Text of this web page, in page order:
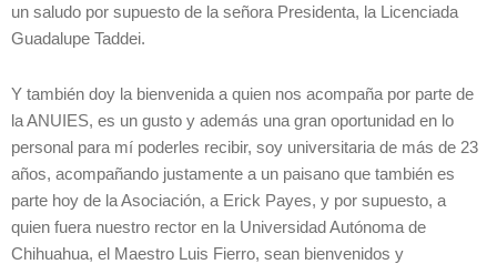
un saludo por supuesto de la señora Presidenta, la Licenciada
Guadalupe Taddei.
Y también doy la bienvenida a quien nos acompaña por parte de
la ANUIES, es un gusto y además una gran oportunidad en lo
personal para mí poderles recibir, soy universitaria de más de 23
años, acompañando justamente a un paisano que también es
parte hoy de la Asociación, a Erick Payes, y por supuesto, a
quien fuera nuestro rector en la Universidad Autónoma de
Chihuahua, el Maestro Luis Fierro, sean bienvenidos y